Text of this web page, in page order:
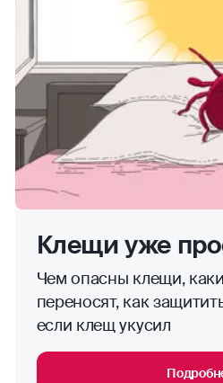
Клещи уже
Чем опасны клещи,
переносят, как
если клещ укусил